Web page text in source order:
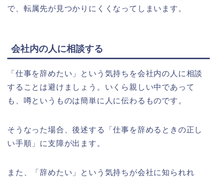
で、転属先が見つかりにくくなってしまいます。
会社内の人に相談する
「仕事を辞めたい」という気持ちを会社内の人に相談
することは避けましょう。いくら親しい中であって
も、噂というものは簡単に人に伝わるものです。
そうなった場合、後述する「仕事を辞めるときの正し
い手順」に支障が出ます。
また、「辞めたい」という気持ちが会社に知られれ